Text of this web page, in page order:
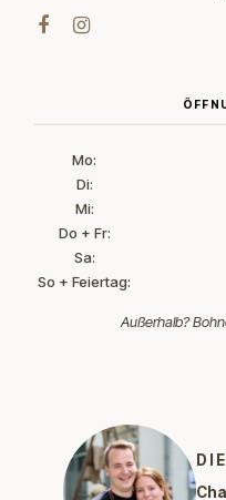
Mo:
Di:
Mi:
Do + Fr:
Sa:
So + Feiertag:
Außerhalb?